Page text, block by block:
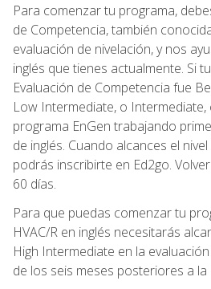
Para comenzar tu programa,
de Competencia, también
evaluación de nivelación, y nos
inglés que tienes actualmente. Si
Evaluación de Competencia fue
Low Intermediate, o
programa EnGen trabajando
de inglés. Cuando alcances el
podrás inscribirte en Ed2go.
60 días.
Para que puedas comenzar tu
HVAC/R en inglés necesitarás
High Intermediate en la
de los seis meses posteriores a la